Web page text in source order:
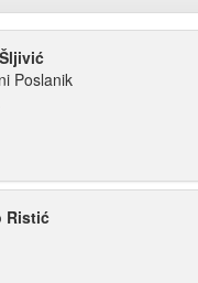
Poslanik
Ristić